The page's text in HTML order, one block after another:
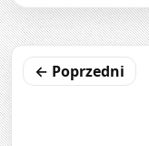
← Poprzedni